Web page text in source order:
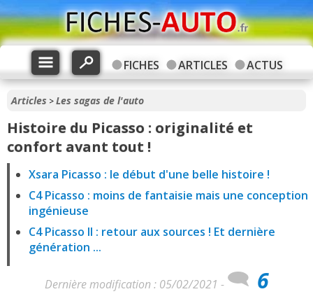
FICHES ARTICLES ACTUS
Articles >Les sagas de l'auto
Histoire du Picasso : originalité et
confort avant tout !
Xsara Picasso : le début d'une belle histoire !
C4 Picasso : moins de fantaisie mais une conception
ingénieuse
C4 Picasso II : retour aux sources ! Et dernière
génération ...
Dernière modification : 05/02/2021 - 6